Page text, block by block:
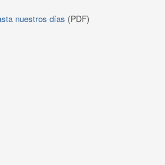
nuestros días (PDF)